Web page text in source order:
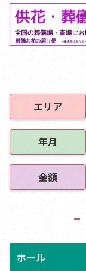
エリア
年月
金額
ホール